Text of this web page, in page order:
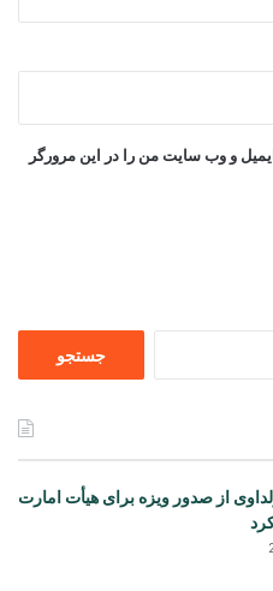
و وب سایت من را در این مرورگر
از صدور ویزه برای هیأت امارت